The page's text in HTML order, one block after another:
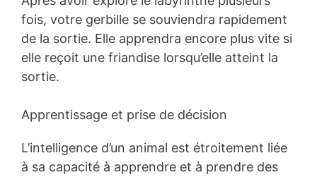
fois, votre gerbille se souviendra rapidement
de la sortie. Elle apprendra encore plus vite si
elle reçoit une friandise lorsqu’elle atteint la
sortie.
Apprentissage et prise de décision
L’intelligence d’un animal est étroitement liée
à sa capacité à apprendre et à prendre des